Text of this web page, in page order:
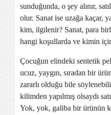
sunduğunda, o şey alınır,
olur. Sanat ise uzağa kaçar,
kim, ilgilenir? Sanat, para
hangi koşullarda ve kimin
Çocuğun elindeki sentetik
ucuz, yaygın, sıradan bir
zararlı olduğu bile
kilimden yapılmış olsaydı
Yok, yok, galiba bir ürünün